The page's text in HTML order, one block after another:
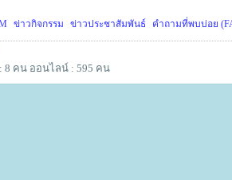
ข่าวกิจกรรม ข่าวประชาสัมพันธ์ คำถามที่พบบ่อย
8 คน ออนไลน์ : 595 คน